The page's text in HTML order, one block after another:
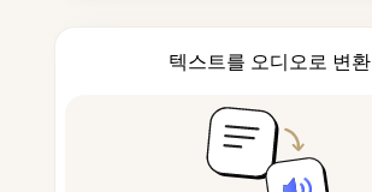
텍스트를 오디오로 변환